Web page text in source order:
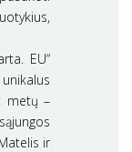
EU“
metų –
ir